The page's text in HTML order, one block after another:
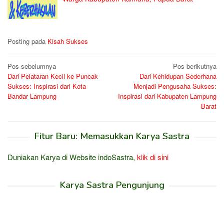
Posting pada Kisah Sukses
Navigasi
pos
Pos sebelumnya
Dari Pelataran Kecil ke Puncak
Sukses: Inspirasi dari Kota
Bandar Lampung
Pos berikutnya
Dari Kehidupan Sederhana
Menjadi Pengusaha Sukses:
Inspirasi dari Kabupaten Lampung
Barat
Fitur Baru: Memasukkan Karya Sastra
Duniakan Karya di Website indoSastra, klik di sini
Karya Sastra Pengunjung